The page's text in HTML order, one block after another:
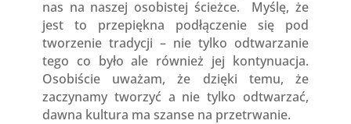
nas na naszej osobistej ścieżce. Myślę, że
jest to przepiękna podłączenie się pod
tworzenie tradycji – nie tylko odtwarzanie
tego co było ale również jej kontynuacja.
Osobiście uważam, że dzięki temu, że
zaczynamy tworzyć a nie tylko odtwarzać,
dawna kultura ma szanse na przetrwanie.